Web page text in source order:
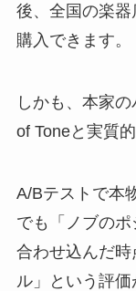
後、全国の楽
購入できます。
しかも、本家
of Toneと実質
A/Bテストで本
でも「ノブの
合わせ込んだ
ル」という評価